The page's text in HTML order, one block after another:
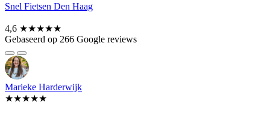
Snel Fietsen Den Haag
4,6 ★★★★★
Gebaseerd op 266 Google reviews
Marieke Harderwijk
★★★★★